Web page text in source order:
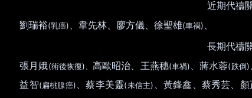
近期代禱
劉瑞裕(乳癌) 、韋先林、廖方儀、徐聖雄(車禍)
長期代禱
張月娥(術後恢復)、 高歐昭治、王燕穗(車禍) 、蔣水蓉( 跌倒 )
益智(扁桃腺癌) 、蔡李美靈(未信主)
、黃鋒鑫、蔡秀芸、